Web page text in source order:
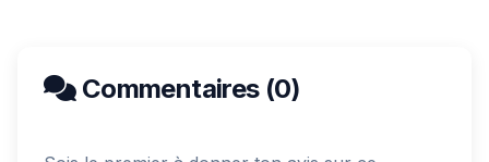
Commentaires (0)